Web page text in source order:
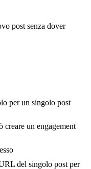
un engagement
del singolo post per